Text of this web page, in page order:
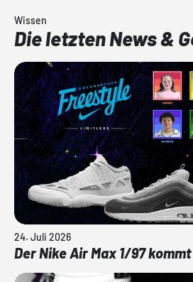
Wissen
Die letzten News &
24. Juli 2026
Der Nike Air Max 1/97